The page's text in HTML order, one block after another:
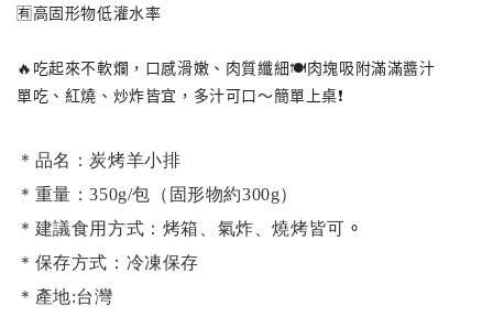
🈶️高固形物低灌水率
🔥吃起來不軟爛，口感滑嫩、肉質纖細🍽️肉塊吸附滿滿醬汁
單吃、紅燒、炒炸皆宜，多汁可口～簡單上桌❗️
＊品名：炭烤羊小排
＊重量：350g/包（固形物約300g）
＊建議食用方式：烤箱、氣炸 、燒烤皆可 。
＊保存方式：冷凍保存
＊產地:台灣